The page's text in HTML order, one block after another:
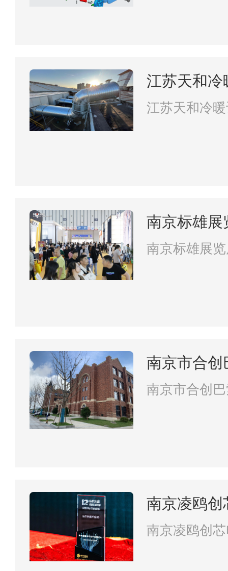
江苏天和冷
限公司
江苏天和冷
南京标雄展
南京标雄展
南京市合创
有限责任公
南京市合创
南京凌鸥创
南京凌鸥创